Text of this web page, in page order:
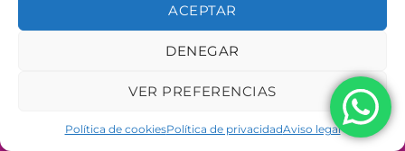
ACEPTAR
DENEGAR
VER PREFERENCIAS
Política de cookiesPolítica de privacidadAviso legal